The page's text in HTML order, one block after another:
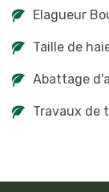
Elagueur
Taille de
Abattage
Travaux de